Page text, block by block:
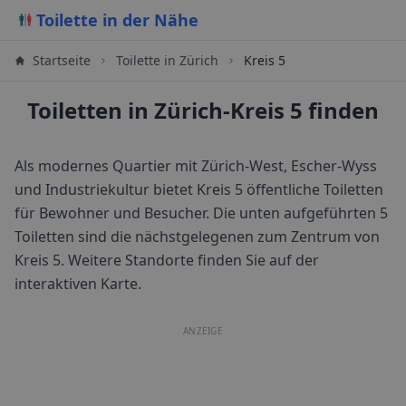
Toilette in der Nähe
Startseite Toilette in Zürich Kreis 5
Toiletten in Zürich-Kreis 5 finden
Als modernes Quartier mit Zürich-West, Escher-Wyss
und Industriekultur bietet Kreis 5 öffentliche Toiletten
für Bewohner und Besucher. Die unten aufgeführten 5
Toiletten sind die nächstgelegenen zum Zentrum von
Kreis 5. Weitere Standorte finden Sie auf der
interaktiven Karte.
ANZEIGE